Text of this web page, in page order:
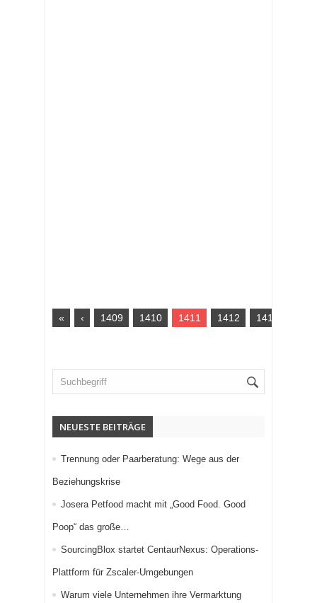
« ‹ 1409 1410 1411 1412 1413
NEUESTE BEITRÄGE
Trennung oder Paarberatung: Wege aus der
Beziehungskrise
Josera Petfood macht mit „Good Food. Good
Poop“ das große…
SourcingBlox startet CentaurNexus: Operations-
Plattform für Zscaler-Umgebungen
Warum viele Unternehmen ihre Vermarktung